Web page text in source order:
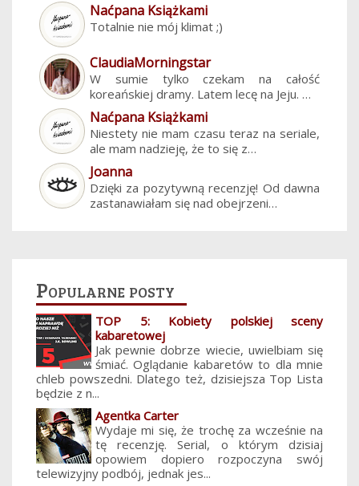
Naćpana Książkami
Totalnie nie mój klimat ;)
ClaudiaMorningstar
W sumie tylko czekam na całość
koreańskiej dramy. Latem lecę na Jeju. …
Naćpana Książkami
Niestety nie mam czasu teraz na seriale,
ale mam nadzieję, że to się z…
Joanna
Dzięki za pozytywną recenzję! Od dawna
zastanawiałam się nad obejrzeni…
Popularne posty
TOP 5: Kobiety polskiej sceny
kabaretowej
Jak pewnie dobrze wiecie, uwielbiam się
śmiać. Oglądanie kabaretów to dla mnie
chleb powszedni. Dlatego też, dzisiejsza Top Lista
będzie z n...
Agentka Carter
Wydaje mi się, że trochę za wcześnie na
tę recenzję. Serial, o którym dzisiaj
opowiem dopiero rozpoczyna swój
telewizyjny podbój, jednak jes...